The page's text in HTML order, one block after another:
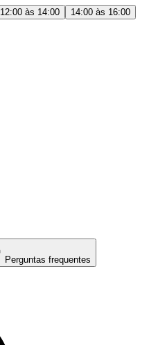
12:00 às 14:00
14:00 às 16:00
Perguntas frequentes